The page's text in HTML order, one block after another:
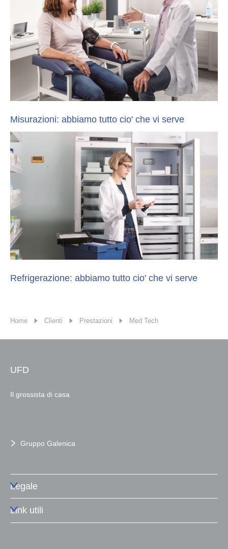
Misurazioni: abbiamo tutto cio' che vi serve
Refrigerazione: abbiamo tutto cio' che vi serve
Home Clienti Prestazioni Med Tech
UFD
Il grossista di casa
Gruppo Galenica
Legale
Link utili